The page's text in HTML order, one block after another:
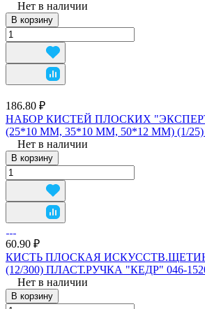
Нет в наличии
В корзину
186.80 ₽
НАБОР КИСТЕЙ ПЛОСКИХ
(25*10 ММ, 35*10 ММ, 50*12 ММ) (1/25)
Нет в наличии
В корзину
60.90 ₽
КИСТЬ ПЛОСКАЯ
(12/300) ПЛАСТ.РУЧКА "КЕДР" 046-
Нет в наличии
В корзину